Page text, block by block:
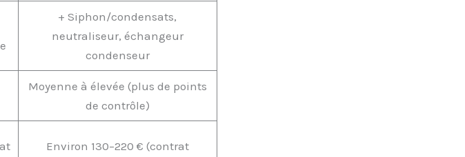
+ Siphon/condensats,
neutraliseur, échangeur
condenseur
Moyenne à élevée (plus de points
de contrôle)
Environ 130–220 € (contrat